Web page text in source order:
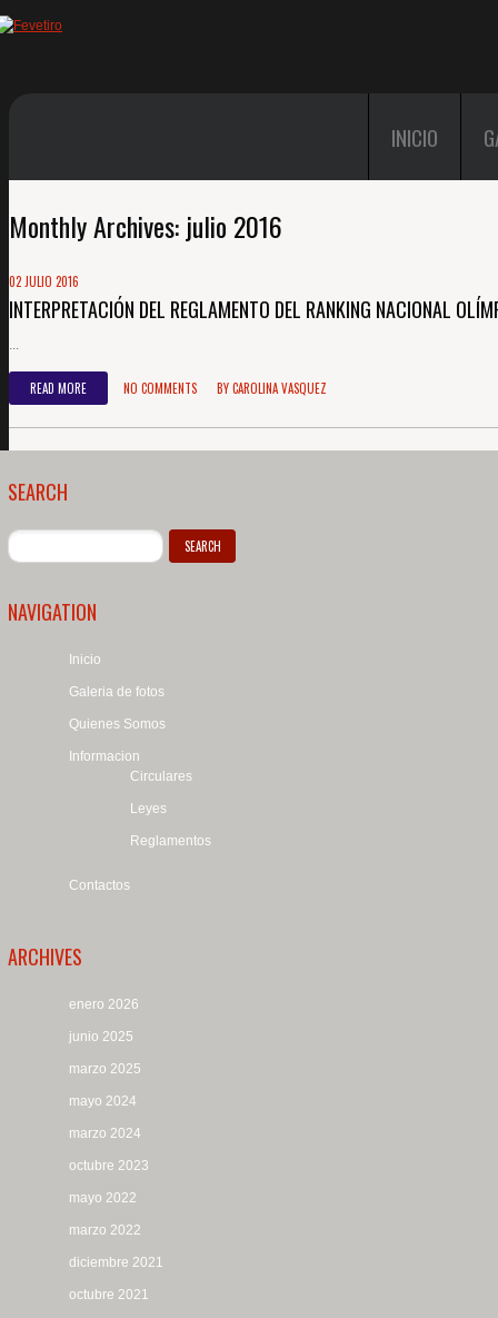
INICIO
Monthly Archives: julio 2016
02 JULIO 2016
INTERPRETACIÓN DEL REGLAMENTO DEL RANKING NACIONAL
...
READ MORE NO COMMENTS BYCAROLINA VASQUEZ
SEARCH
NAVIGATION
Inicio
Galeria de fotos
Quienes Somos
Informacion
Circulares
Leyes
Reglamentos
Contactos
ARCHIVES
enero 2026
junio 2025
marzo 2025
mayo 2024
marzo 2024
octubre 2023
mayo 2022
marzo 2022
diciembre 2021
octubre 2021